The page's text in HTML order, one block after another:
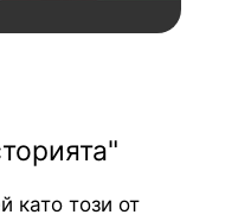
като този от